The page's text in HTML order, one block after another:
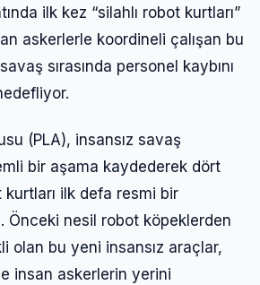
ilk kez “silahlı robot kurtları”
askerlerle koordineli çalışan bu
sırasında personel kaybını
(PLA), insansız savaş
bir aşama kaydederek dört
kurtları ilk defa resmi bir
Önceki nesil robot köpeklerden
olan bu yeni insansız araçlar,
insan askerlerin yerini